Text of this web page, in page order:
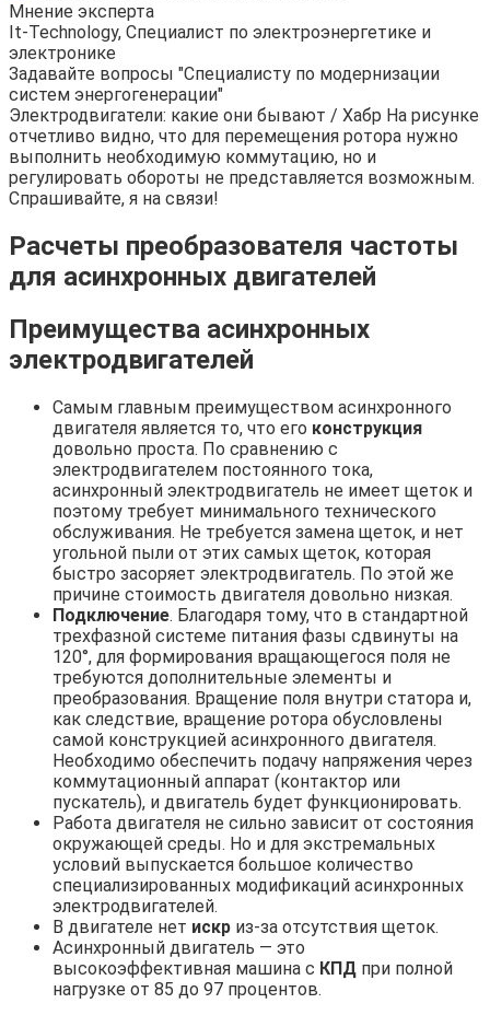
Мнение эксперта
It-Technology, Cпециалист по электроэнергетике и
электронике
Задавайте вопросы "Специалисту по модернизации
систем энергогенерации"
Электродвигатели: какие они бывают / Хабр На рисунке
отчетливо видно, что для перемещения ротора нужно
выполнить необходимую коммутацию, но и
регулировать обороты не представляется возможным.
Спрашивайте, я на связи!
Расчеты преобразователя частоты
для асинхронных двигателей
Преимущества асинхронных
электродвигателей
Самым главным преимуществом асинхронного
двигателя является то, что его конструкция
довольно проста. По сравнению с
электродвигателем постоянного тока,
асинхронный электродвигатель не имеет щеток и
поэтому требует минимального технического
обслуживания. Не требуется замена щеток, и нет
угольной пыли от этих самых щеток, которая
быстро засоряет электродвигатель. По этой же
причине стоимость двигателя довольно низкая.
Подключение. Благодаря тому, что в стандартной
трехфазной системе питания фазы сдвинуты на
120°, для формирования вращающегося поля не
требуются дополнительные элементы и
преобразования. Вращение поля внутри статора и,
как следствие, вращение ротора обусловлены
самой конструкцией асинхронного двигателя.
Необходимо обеспечить подачу напряжения через
коммутационный аппарат (контактор или
пускатель), и двигатель будет функционировать.
Работа двигателя не сильно зависит от состояния
окружающей среды. Но и для экстремальных
условий выпускается большое количество
специализированных модификаций асинхронных
электродвигателей.
В двигателе нет искр из-за отсутствия щеток.
Асинхронный двигатель — это
высокоэффективная машина с КПД при полной
нагрузке от 85 до 97 процентов.